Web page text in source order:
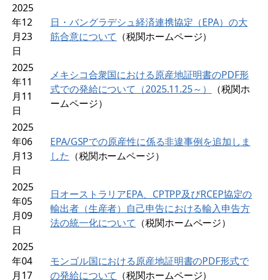
2025
年12
月23
日
日・バングラデシュ経済連携協定（EPA）の大
筋合意について （税関ホームページ）
2025
年11
月11
日
メキシコ合衆国における原産地証明書のPDF形
式での発給について（2025.11.25～）
（税関ホ
ームページ）
2025
年06
月13
日
EPA/GSPでの原産性に係る非違事例を追加しま
した （税関ホームページ）
2025
年05
月09
日
日オーストラリアEPA、CPTPP及びRCEP協定の
輸出者（生産者）自己申告における輸入申告方
法の統一化について （税関ホームページ）
2025
年04
月17
モンゴル国における原産地証明書のPDF形式で
の発給について （税関ホームページ）